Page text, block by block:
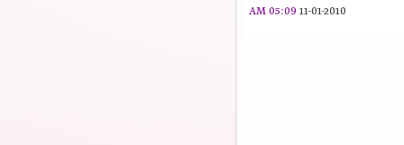
11-01-2010
05:09 AM